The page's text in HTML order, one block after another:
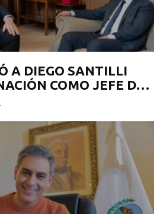
A DIEGO SANTILLI
COMO JEFE DE